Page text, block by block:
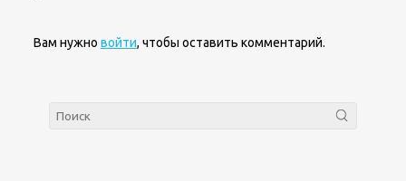
Вам нужно войти, чтобы оставить комментарий.